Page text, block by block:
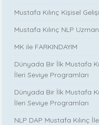
Mustafa Kılınç Kişisel
Mustafa Kılınç NLP
MK ile FARKINDAYIM
Dünyada Bir İlk Mustafa
İleri Seviye Programları
Dünyada Bir İlk Mustafa
İleri Seviye Programları
NLP DAP Mustafa Kılınç